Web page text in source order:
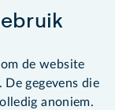
de website
gegevens die
anoniem.